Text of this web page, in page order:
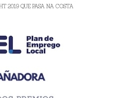
2019 QUE PASA NA COSTA